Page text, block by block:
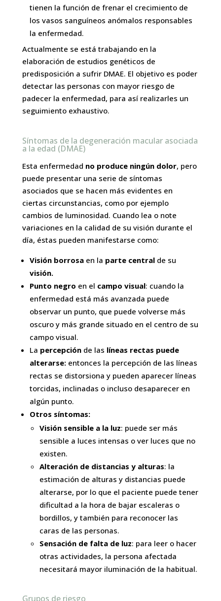
tienen la función de frenar el crecimiento de
los vasos sanguíneos anómalos responsables
la enfermedad.
Actualmente se está trabajando en la
elaboración de estudios genéticos de
predisposición a sufrir DMAE. El objetivo es poder
detectar las personas con mayor riesgo de
padecer la enfermedad, para así realizarles un
seguimiento exhaustivo.
Síntomas de la degeneración macular asociada
a la edad (DMAE)
Esta enfermedad no produce ningún dolor, pero
puede presentar una serie de síntomas
asociados que se hacen más evidentes en
ciertas circunstancias, como por ejemplo
cambios de luminosidad. Cuando lea o note
variaciones en la calidad de su visión durante el
día, éstas pueden manifestarse como:
Visión borrosaen la parte central de su
visión.
Punto negro en el campo visual: cuando la
enfermedad está más avanzada puede
observar un punto, que puede volverse más
oscuro y más grande situado en el centro de su
campo visual.
La percepción de las líneas rectas puede
alterarse: entonces la percepción de las líneas
rectas se distorsiona y pueden aparecer líneas
torcidas, inclinadas o incluso desaparecer en
algún punto.
Otros síntomas:
Visión sensible a la luz: puede ser más
sensible a luces intensas o ver luces que no
existen.
Alteración de distancias y alturas: la
estimación de alturas y distancias puede
alterarse, por lo que el paciente puede tener
dificultad a la hora de bajar escaleras o
bordillos, y también para reconocer las
caras de las personas.
Sensación de falta de luz: para leer o hacer
otras actividades, la persona afectada
necesitará mayor iluminación de la habitual.
Grupos de riesgo